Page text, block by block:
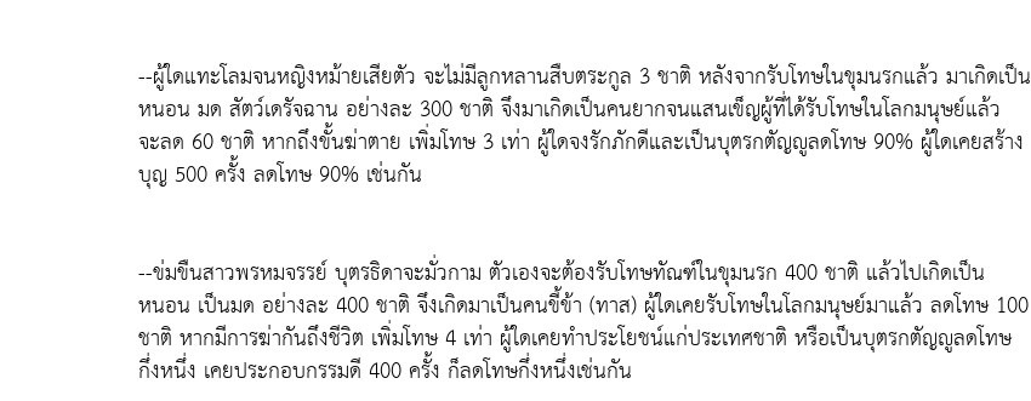
--ผู้ใดแทะโลมจนหญิงหม้ายเสียตัว จะไม่มีลูกหลานสืบตระกูล 3 ชาติ หลังจากรับโทษในขุมนรกแล้ว มาเกิดเป็น
หนอน มด สัตว์เดรัจฉาน อย่างละ 300 ชาติ จึงมาเกิดเป็นคนยากจนแสนเข็ญผู้ที่ได้รับโทษในโลกมนุษย์แล้ว
จะลด 60 ชาติ หากถึงขั้นฆ่าตาย เพิ่มโทษ 3 เท่า ผู้ใดจงรักภักดีและเป็นบุตรกตัญญูลดโทษ 90% ผู้ใดเคยสร้าง
บุญ 500 ครั้ง ลดโทษ 90% เช่นกัน
--ข่มขืนสาวพรหมจรรย์ บุตรธิดาจะมั่วกาม ตัวเองจะต้องรับโทษทัณฑ์ในขุมนรก 400 ชาติ แล้วไปเกิดเป็น
หนอน เป็นมด อย่างละ 400 ชาติ จึงเกิดมาเป็นคนขี้ข้า (ทาส) ผู้ใดเคยรับโทษในโลกมนุษย์มาแล้ว ลดโทษ 100
ชาติ หากมีการฆ่ากันถึงชีวิต เพิ่มโทษ 4 เท่า ผู้ใดเคยทำประโยชน์แก่ประเทศชาติ หรือเป็นบุตรกตัญญูลดโทษ
กึ่งหนึ่ง เคยประกอบกรรมดี 400 ครั้ง ก็ลดโทษกึ่งหนึ่งเช่นกัน